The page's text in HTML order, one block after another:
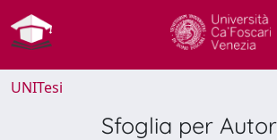
UNITesi
Sfoglia per